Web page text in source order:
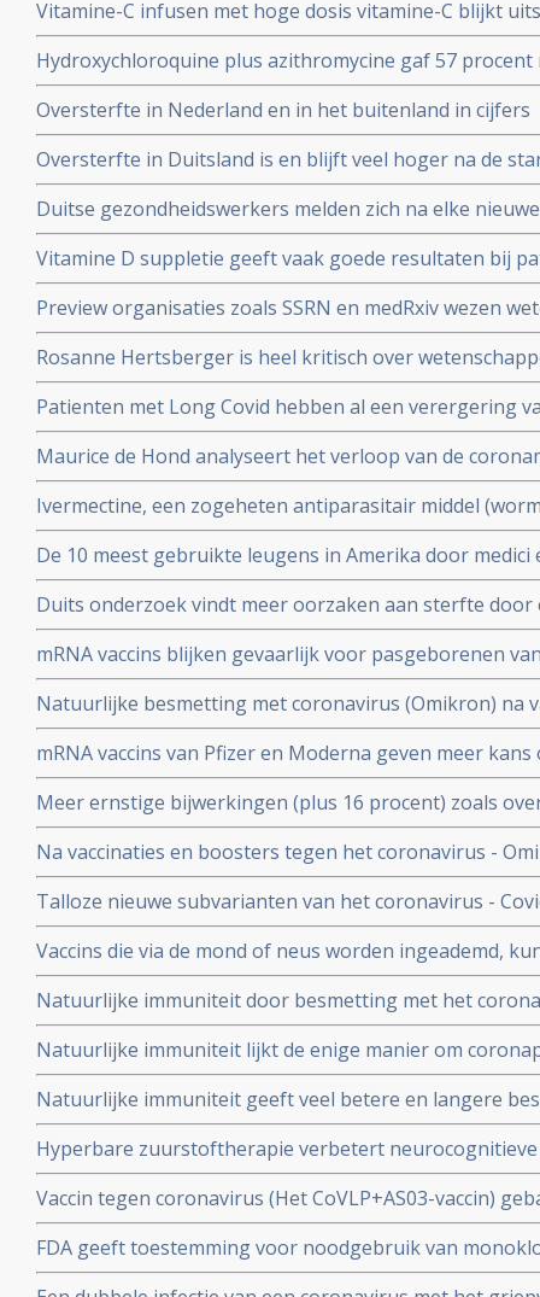
Vitamine-C infusen met hoge dosis vitamine-C blijkt
besmet met het corona virus (COVID-19) en al met
Studie.
Hydroxychloroquine plus azithromycine gaf 57
coronavirus besmetting bij patienten opgenomen in
Belgische studie
Oversterfte in Nederland en in het buitenland in cijfers
Oversterfte in Duitsland is en blijft veel hoger na de
peer reviewed studie en artsencollectief schrijft
Duitse gezondheidswerkers melden zich na elke
coronavirus - Covid-19 vaker ziek blijkt uit
en derde vaccinatierondes
Vitamine D suppletie geeft vaak goede resultaten bij
coronavirus - Covid-19 en al opgenomen in het
analyse zien van alle studies wereldwijd
Preview organisaties zoals SSRN en medRxiv wezen
onderzoek af als die afweken van Amerikaans
de maatregelen.
Rosanne Hertsberger is heel kritisch over
gemanipuleeerd zwegen over misvattingen tijdens de
Patienten met Long Covid hebben al een verergering
vermoeidheid, moeite met het reguleren van de
disfunctie, zelfs na een lichte inspanning.
Maurice de Hond analyseert het verloop van de
opeenvolgende artikelen.
Ivermectine, een zogeheten antiparasitair middel
coronavirus - Covid-19 zeer goed te kunnen bestrijden.
studies blijkt zeer grote effectiviteit.
De 10 meest gebruikte leugens in Amerika door
klakkeloos overgenomen rondom het corona virus en
buiten
Duits onderzoek vindt meer oorzaken aan sterfte
hersenen, bloedvaten en hart (myocarditis) bij
overleden net na vaccinatie tegen coronavirus.
mRNA vaccins blijken gevaarlijk voor pasgeborenen
moeders. Minder bloedplasmacellen tast immuniteit
blijkt niet bruikbaar voor stamceltransplantaties.
Natuurlijke besmetting met coronavirus (Omikron) na
bescherming, al zijn er twijfels over bescherming door
varianten van Omikron.
mRNA vaccins van Pfizer en Moderna geven meer
dat ze een ziekenhuisopname voorkomen. Blijkt uit
studiegegevens
Meer ernstige bijwerkingen (plus 16 procent) zoals
invaliditeit deden zich voor tijdens de studies van de
Pfizer in vergelijking met de placebogroep
Na vaccinaties en boosters tegen het coronavirus -
overige oorzaken blijkt uit grafieken bijgehouden en
Herman Steigstra, Anton Theunissen en Maurice de
Talloze nieuwe subvarianten van het coronavirus -
boostervaccins en ontsnappen aan eigen
Vaccins die via de mond of neus worden ingeademd,
Twee mond- en neusvaccins krijgen goedkeuring in
Natuurlijke immuniteit door besmetting met het
vs 23 procent) tegen Omicron varianten BA.4 en BA.5
Natuurlijke immuniteit lijkt de enige manier om
Zweeds onderzoek ziet effectiviteit van vaccins binnen
nagenoeg geen bescherming meer.
Natuurlijke immuniteit geeft veel betere en langere
coronavirus - Covid-19 dan een vaccin dat zijn
Hyperbare zuurstoftherapie verbetert
veroorzaakt door coronabesmetting bij patienten met
Vaccin tegen coronavirus (Het CoVLP+AS03-vaccin)
stoffen geeft uitstekende bescherming tegen ziek
ziekte (78 procent)
FDA geeft toestemming voor noodgebruik van
(tixagevimab plus cilgavimab) voor preventie van